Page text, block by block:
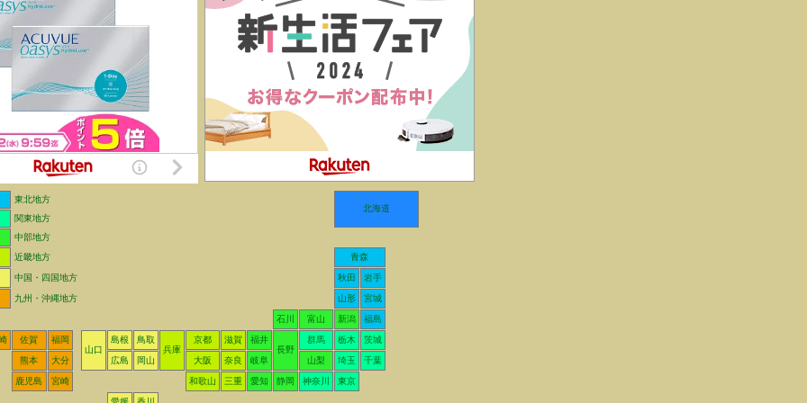
東北地方
北海道
関東地方
中部地方
近畿地方
青森
中国・四国地方 秋田 岩手
九州・沖縄地方 山形 宮城
石川 富山 新潟 福島
佐賀
福岡
山口
島根
鳥取
兵庫
京都 滋賀
福井
長野
群馬 栃木 茨城
熊本 大分 広島 岡山 大阪 奈良 岐阜 山梨 埼玉 千葉
鹿児島 宮崎 和歌山 三重 愛知 静岡 神奈川 東京